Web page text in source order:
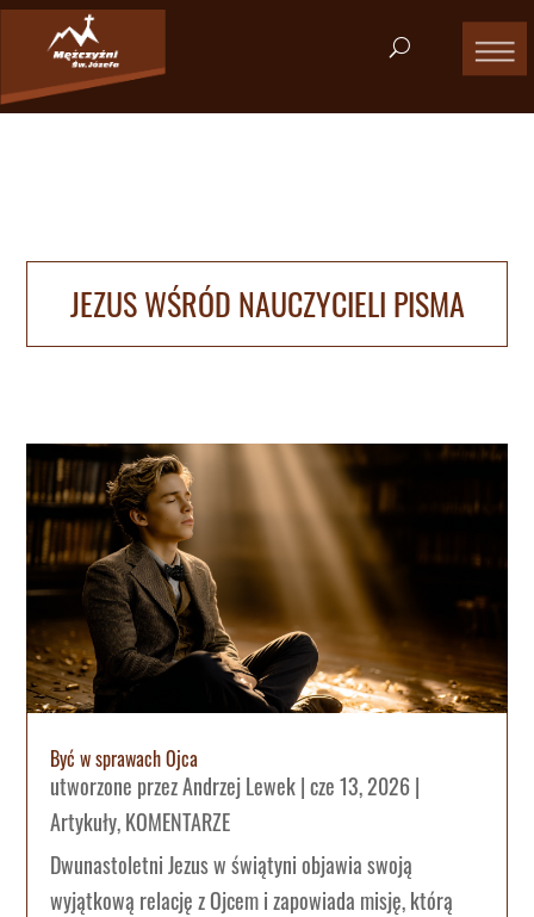
JEZUS WŚRÓD NAUCZYCIELI PISMA
Być w sprawach Ojca
utworzone przezAndrzej Lewek|cze 13, 2026|
Artykuły,KOMENTARZE
Dwunastoletni Jezus w świątyni objawia swoją
wyjątkową relację z Ojcem i zapowiada misję, którą